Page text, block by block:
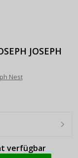
JOSEPH
Nest
verfügbar